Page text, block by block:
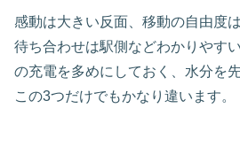
感動は大きい反面、移動の自由度
待ち合わせは駅側などわかりやす
の充電を多めにしておく、水分を
この3つだけでもかなり違います。